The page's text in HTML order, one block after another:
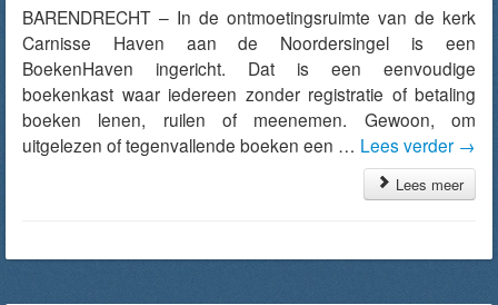
BARENDRECHT – In de ontmoetingsruimte van de kerk
Carnisse Haven aan de Noordersingel is een
BoekenHaven ingericht. Dat is een eenvoudige
boekenkast waar iedereen zonder registratie of betaling
boeken lenen, ruilen of meenemen. Gewoon, om
uitgelezen of tegenvallende boeken een … Lees verder →
Lees meer